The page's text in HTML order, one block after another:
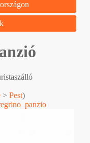
> Pest)